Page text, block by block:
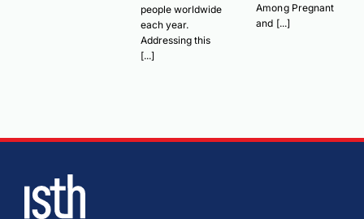
people worldwide
each year.
Addressing this
[...]
Among Pregnant
and [...]